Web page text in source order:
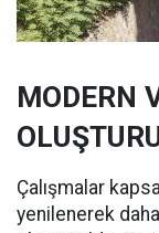
MODERN
Çalışmalar
yenilenerek